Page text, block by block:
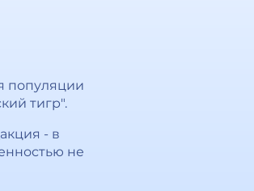
популяции
тигр".
- в
не